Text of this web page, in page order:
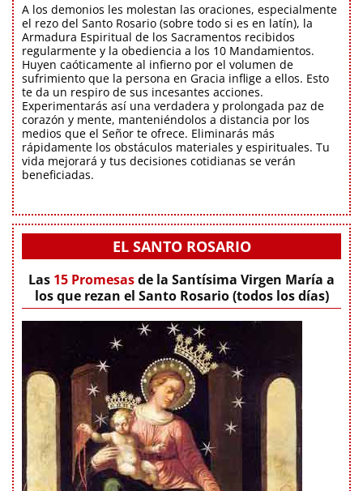
A los demonios les molestan las oraciones, especialmente
el rezo del Santo Rosario (sobre todo si es en latín), la
Armadura Espiritual de los Sacramentos recibidos
regularmente y la obediencia a los 10 Mandamientos.
Huyen caóticamente al infierno por el volumen de
sufrimiento que la persona en Gracia inflige a ellos. Esto
te da un respiro de sus incesantes acciones.
Experimentarás así una verdadera y prolongada paz de
corazón y mente, manteniéndolos a distancia por los
medios que el Señor te ofrece. Eliminarás más
rápidamente los obstáculos materiales y espirituales. Tu
vida mejorará y tus decisiones cotidianas se verán
beneficiadas.
EL SANTO ROSARIO
Las 15 Promesasde la Santísima Virgen María a
los que rezan el Santo Rosario (todos los días)